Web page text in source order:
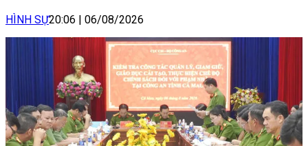
HÌNH SỰ20:06 06/08/2026